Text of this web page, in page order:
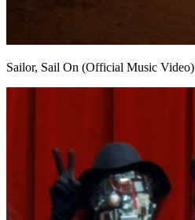
Sailor, Sail On (Official Music Video)